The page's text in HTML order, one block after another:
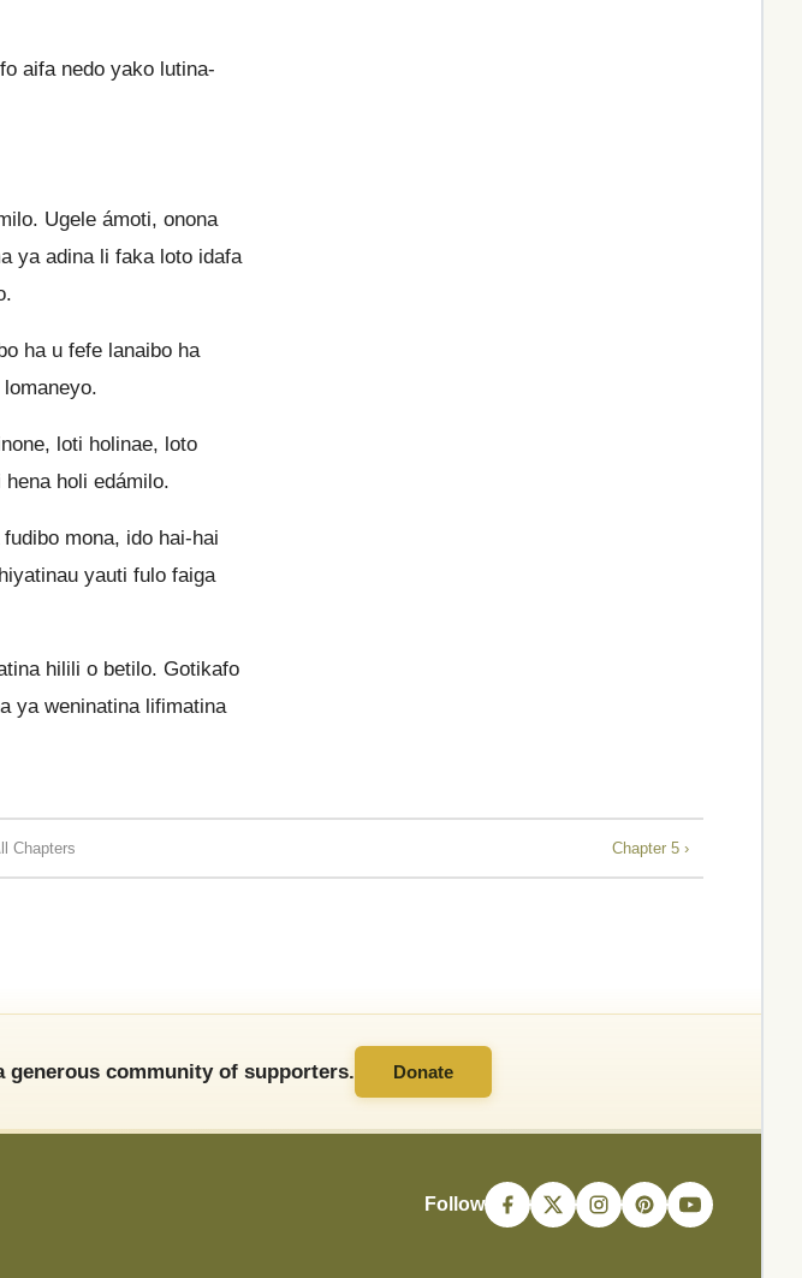
aifa nedo yako lutina-
Ugele ámoti, onona
ya adina li faka loto idafa
ha u fefe lanaibo ha
loti holinae, loto
holi edámilo.
mona, ido hai-hai
yauti fulo faiga
hilili o betilo. Gotikafo
ya weninatina lifimatina
Chapters Chapter 5 ›
generous community of supporters. Donate
Follow